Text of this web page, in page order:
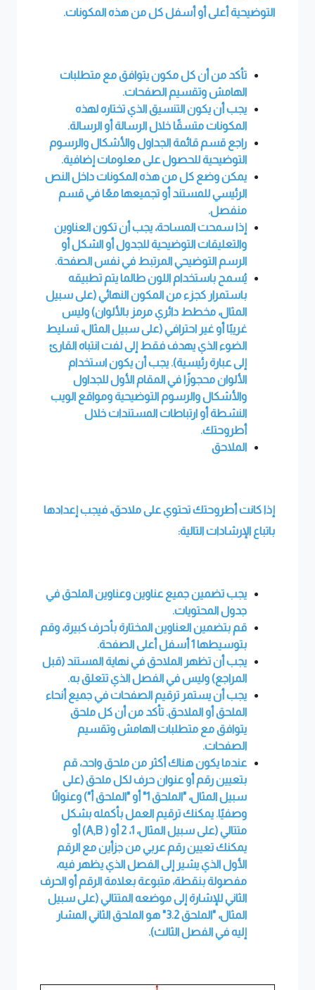
التوضيحية أعلى أو أسفل كل من هذه المكونات.
تأكد من أن كل مكون يتوافق مع متطلبات
الهامش وتقسيم الصفحات.
يجب أن يكون التنسيق الذي تختاره لهذه
المكونات متسقًا خلال الرسالة أو الرسالة.
راجع قسم قائمة الجداول والأشكال والرسوم
التوضيحية للحصول على معلومات إضافية.
يمكن وضع كل من هذه المكونات داخل النص
الرئيسي للمستند أو تجميعها معًا في قسم
منفصل.
إذا سمحت المساحة، يجب أن تكون العناوين
والتعليقات التوضيحية للجدول أو الشكل أو
الرسم التوضيحي المرتبط في نفس الصفحة.
يُسمح باستخدام اللون طالما يتم تطبيقه
باستمرار كجزء من المكون النهائي (على سبيل
المثال، مخطط دائري مرمز بالألوان) وليس
غريبًا أو غير احترافي (على سبيل المثال، تسليط
الضوء الذي يهدف فقط إلى لفت انتباه القارئ
إلى عبارة رئيسية). يجب أن يكون استخدام
الألوان محجوزًا في المقام الأول للجداول
والأشكال والرسوم التوضيحية ومواقع الويب
النشطة أو ارتباطات المستندات خلال
أطروحتك.
الملاحق
إذا كانت أطروحتك تحتوي على ملاحق، فيجب إعدادها
باتباع الإرشادات التالية:
يجب تضمين جميع عناوين وعناوين الملحق في
جدول المحتويات.
قم بتضمين العناوين المختارة بأحرف كبيرة، وقم
بتوسيطها 1 أسفل أعلى الصفحة.
يجب أن تظهر الملاحق في نهاية المستند (قبل
المراجع) وليس في الفصل الذي تتعلق به.
يجب أن يستمر ترقيم الصفحات في جميع أنحاء
الملحق أو الملاحق. تأكد من أن كل ملحق
يتوافق مع متطلبات الهامش وتقسيم
الصفحات.
عندما يكون هناك أكثر من ملحق واحد، قم
بتعيين رقم أو عنوان حرف لكل ملحق (على
سبيل المثال، "الملحق 1" أو "الملحق أ") وعنوانًا
وصفيًا. يمكنك ترقيم العمل بأكمله بشكل
متتالي (على سبيل المثال، 1، 2 أو
( A,B)
أو
يمكنك تعيين رقم عربي من جزأين مع الرقم
الأول الذي يشير إلى الفصل الذي يظهر فيه،
مفصولة بنقطة، متبوعة بعلامة الرقم أو الحرف
الثاني للإشارة إلى موضعه المتتالي (على سبيل
المثال، "الملحق 3.2" هو الملحق الثاني المشار
إليه في الفصل الثالث).